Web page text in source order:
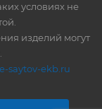
условиях не
изделий могут
saytov-ekb.ru